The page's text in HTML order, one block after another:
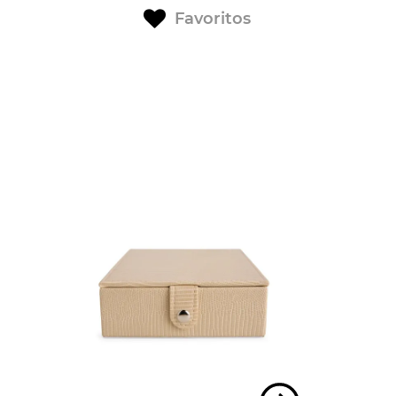
Favoritos